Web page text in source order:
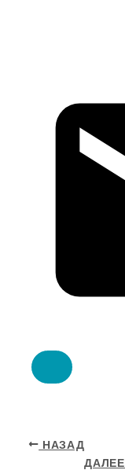
НАЗАД
ДАЛЕЕ